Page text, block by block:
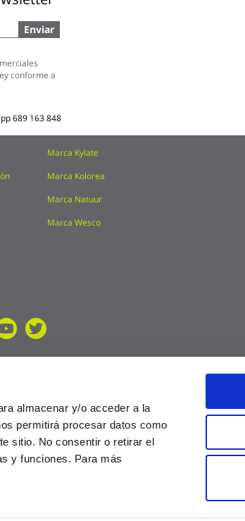
almacenar y/o acceder a la
permitirá procesar datos como
sitio. No consentir o retirar el
y funciones. Para más
Enviar
conforme a
689 163 848
Marca Kylate
Marca Kolorea
Marca Natuur
Marca Wesco